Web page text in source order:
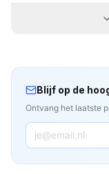
Blijf op de
Ontvang het laatste